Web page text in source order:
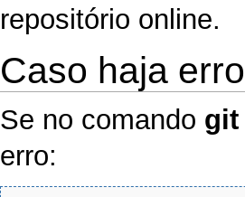
repositório online.
Caso haja erro
Se no comando git
erro: